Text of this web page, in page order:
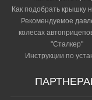
Как подобрать крышку
Рекомендуемое
колесах
"Сталкер"​
Инструкции по